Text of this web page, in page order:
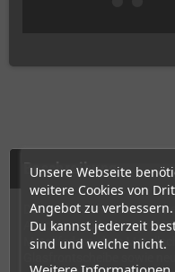
Unsere Webseite
weitere Cookies von
Angebot zu verbessern.
Du kannst jederzeit
sind und welche nicht.
Beschreibung
Das Kit besteht aus der
Anschlussabdeckungen,
Metallfedern, dem